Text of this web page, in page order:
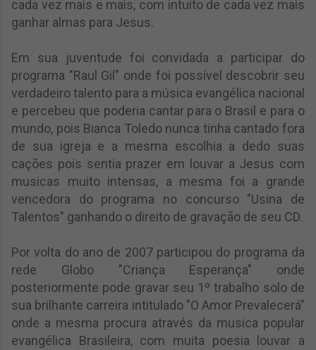
cada vez mais e mais, com intuito de cada vez mais
ganhar almas para Jesus.
Em sua juventude foi convidada a participar do
programa "Raul Gil" onde foi possível descobrir seu
verdadeiro talento para a música evangélica nacional
e percebeu que poderia cantar para o Brasil e para o
mundo, pois Bianca Toledo nunca tinha cantado fora
de sua igreja e a mesma escolhia a dedo suas
cações pois sentia prazer em louvar a Jesus com
musicas muito intensas, a mesma foi a grande
vencedora do programa no concurso "Usina de
Talentos" ganhando o direito de gravação de seu CD.
Por volta do ano de 2007 participou do programa da
rede Globo "Criança Esperança" onde
posteriormente pode gravar seu 1º trabalho solo de
sua brilhante carreira intitulado "O Amor Prevalecerá"
onde a mesma procura através da musica popular
evangélica Brasileira, com muita poesia louvar a